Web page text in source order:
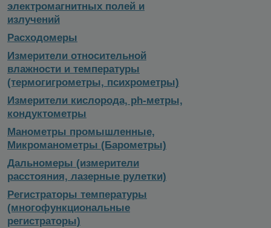
электромагнитных полей и
излучений
Расходомеры
Измерители относительной
влажности и температуры
(термогигрометры, психрометры)
Измерители кислорода, ph-метры,
кондуктометры
Манометры промышленные,
Микроманометры (Барометры)
Дальномеры (измерители
расстояния, лазерные рулетки)
Регистраторы температуры
(многофункциональные
регистраторы)